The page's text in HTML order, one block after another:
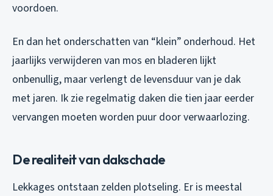
voordoen.
En dan het onderschatten van “klein” onderhoud. Het
jaarlijks verwijderen van mos en bladeren lijkt
onbenullig, maar verlengt de levensduur van je dak
met jaren. Ik zie regelmatig daken die tien jaar eerder
vervangen moeten worden puur door verwaarlozing.
De realiteit van dakschade
Lekkages ontstaan zelden plotseling. Er is meestal